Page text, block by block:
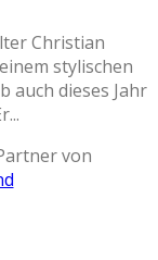
Christian
stylischen
auch dieses Jahr
...
von